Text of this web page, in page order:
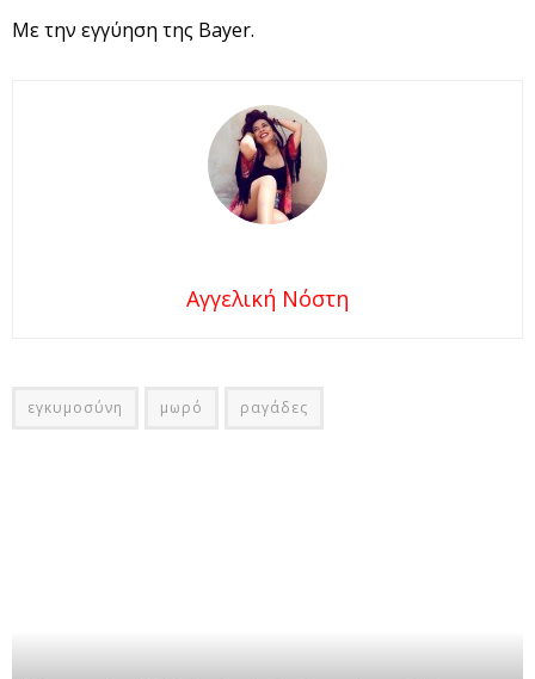
Με την εγγύηση της Bayer.
Αγγελική Νόστη
εγκυμοσύνη μωρό ραγάδες